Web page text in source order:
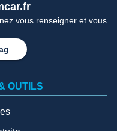
vous renseigner et vous
OUTILS